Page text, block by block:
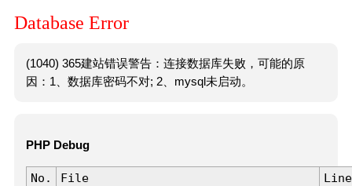
Database Error
(1040) 365建站错误警告：连接数据库失败，可能的原
因：1、数据库密码不对; 2、mysql未启动。
PHP Debug
No. File
Line